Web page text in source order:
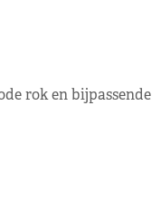
rok en bijpassende